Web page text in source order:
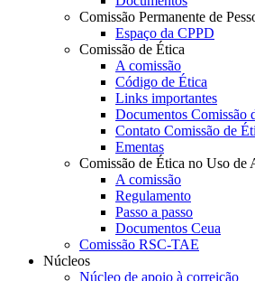
Comissão Permanente de
Espaço da CPPD
Comissão de Ética
A comissão
Código de Ética
Links importantes
Documentos Comissão
Contato Comissão de
Ementas
Comissão de Ética no Uso
A comissão
Regulamento
Passo a passo
Documentos Ceua
Comissão RSC-TAE
Núcleos
Núcleo de apoio à correição